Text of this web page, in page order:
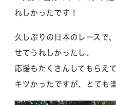
れしかったです！
久しぶりの日本のレースで
せてうれしかったし、
応援もたくさんしてもらえ
キツかったですが、とても